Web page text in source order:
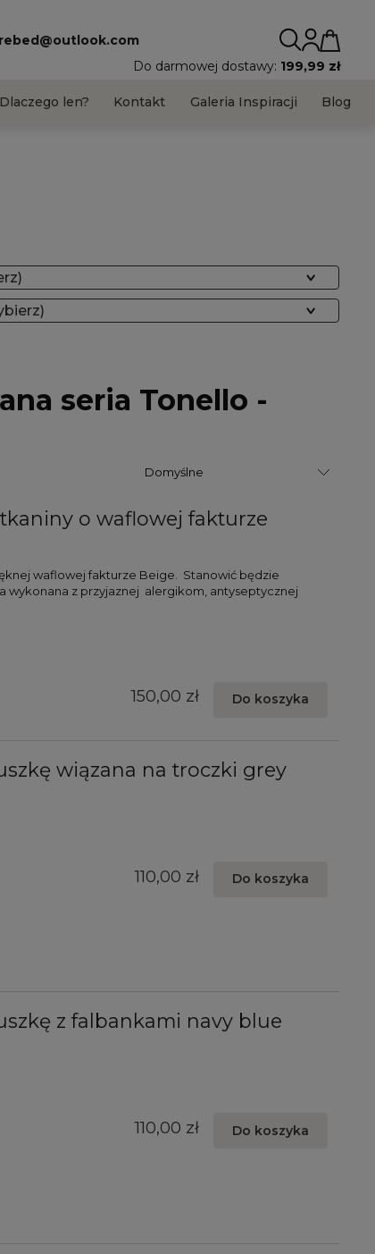
Do darmowej dostawy: 199,99 zł
Dlaczego len? Kontakt Galeria Inspiracji Blog
seria Tonello -
o waflowej fakturze
waflowej fakturze Beige. Stanowić będzie
wykonana z przyjaznej alergikom, antyseptycznej
150,00 zł Do koszyka
wiązana na troczki grey
110,00 zł Do koszyka
z falbankami navy blue
110,00 zł Do koszyka